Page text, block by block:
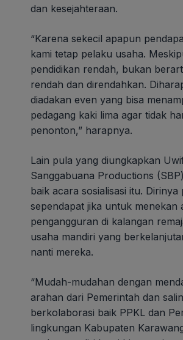
dan kesejahteraan.
“Karena sekecil apapun
kami tetap pelaku usaha.
pendidikan rendah, bukan
rendah dan direndahkan.
diadakan even yang bisa
pedagang kaki lima agar tidak
penonton,” harapnya.
Lain pula yang diungkapkan
Sanggabuana Productions
baik acara sosialisasi itu. Dirinya
sependapat jika untuk menekan
pengangguran di kalangan
usaha mandiri yang
nanti mereka.
“Mudah-mudahan dengan
arahan dari Pemerintah dan
berkolaborasi baik PPKL dan
lingkungan Kabupaten